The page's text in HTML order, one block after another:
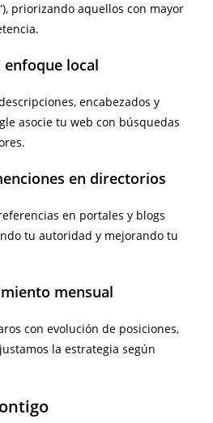
priorizando aquellos con mayor
enfoque local
encabezados y
asocie tu web con búsquedas
en directorios
en portales y blogs
tu autoridad y mejorando tu
mensual
con evolución de posiciones,
la estrategia según